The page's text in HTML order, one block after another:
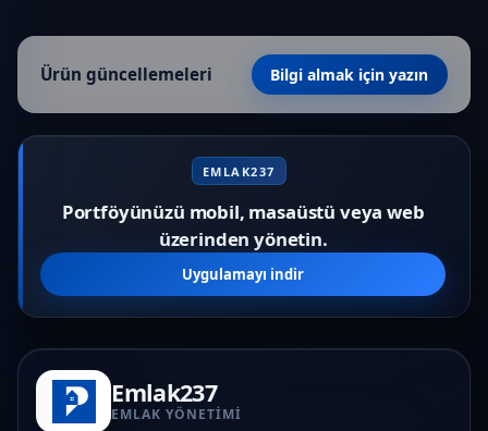
Ürün güncellemeleri Bilgi almak için yazın
EMLAK237
Portföyünüzü mobil, masaüstü veya web
üzerinden yönetin.
Uygulamayı indir
Emlak237
EMLAK YÖNETIMI